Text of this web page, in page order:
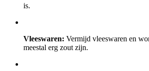
is.
Vleeswaren: Vermijd vleeswaren en
meestal erg zout zijn.